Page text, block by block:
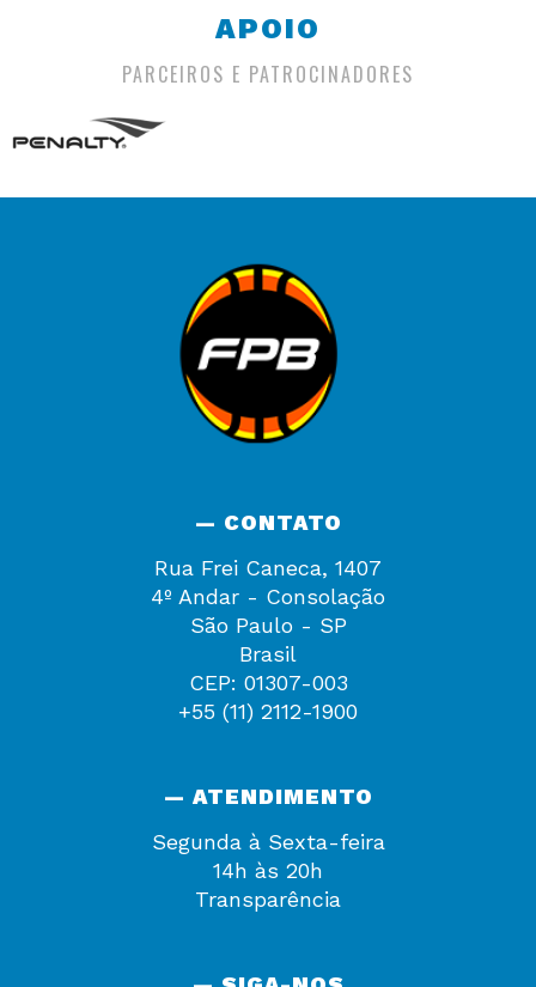
APOIO
PARCEIROS E PATROCINADORES
— CONTATO
Rua Frei Caneca, 1407
4º Andar - Consolação
São Paulo - SP
Brasil
CEP: 01307-003
+55 (11) 2112-1900
— ATENDIMENTO
Segunda à Sexta-feira
14h às 20h
Transparência